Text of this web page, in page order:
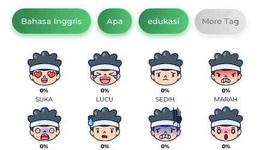
Bahasa Inggris Apa edukasi More Tag
0%
SUKA
0%
LUCU
0%
SEDIH
0%
MARAH
0% 0% 0% 0%